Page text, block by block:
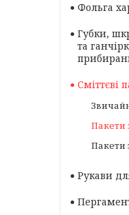
Фольга
Губки,
та
Сміттєві
Пакети
Пакети
Рукави